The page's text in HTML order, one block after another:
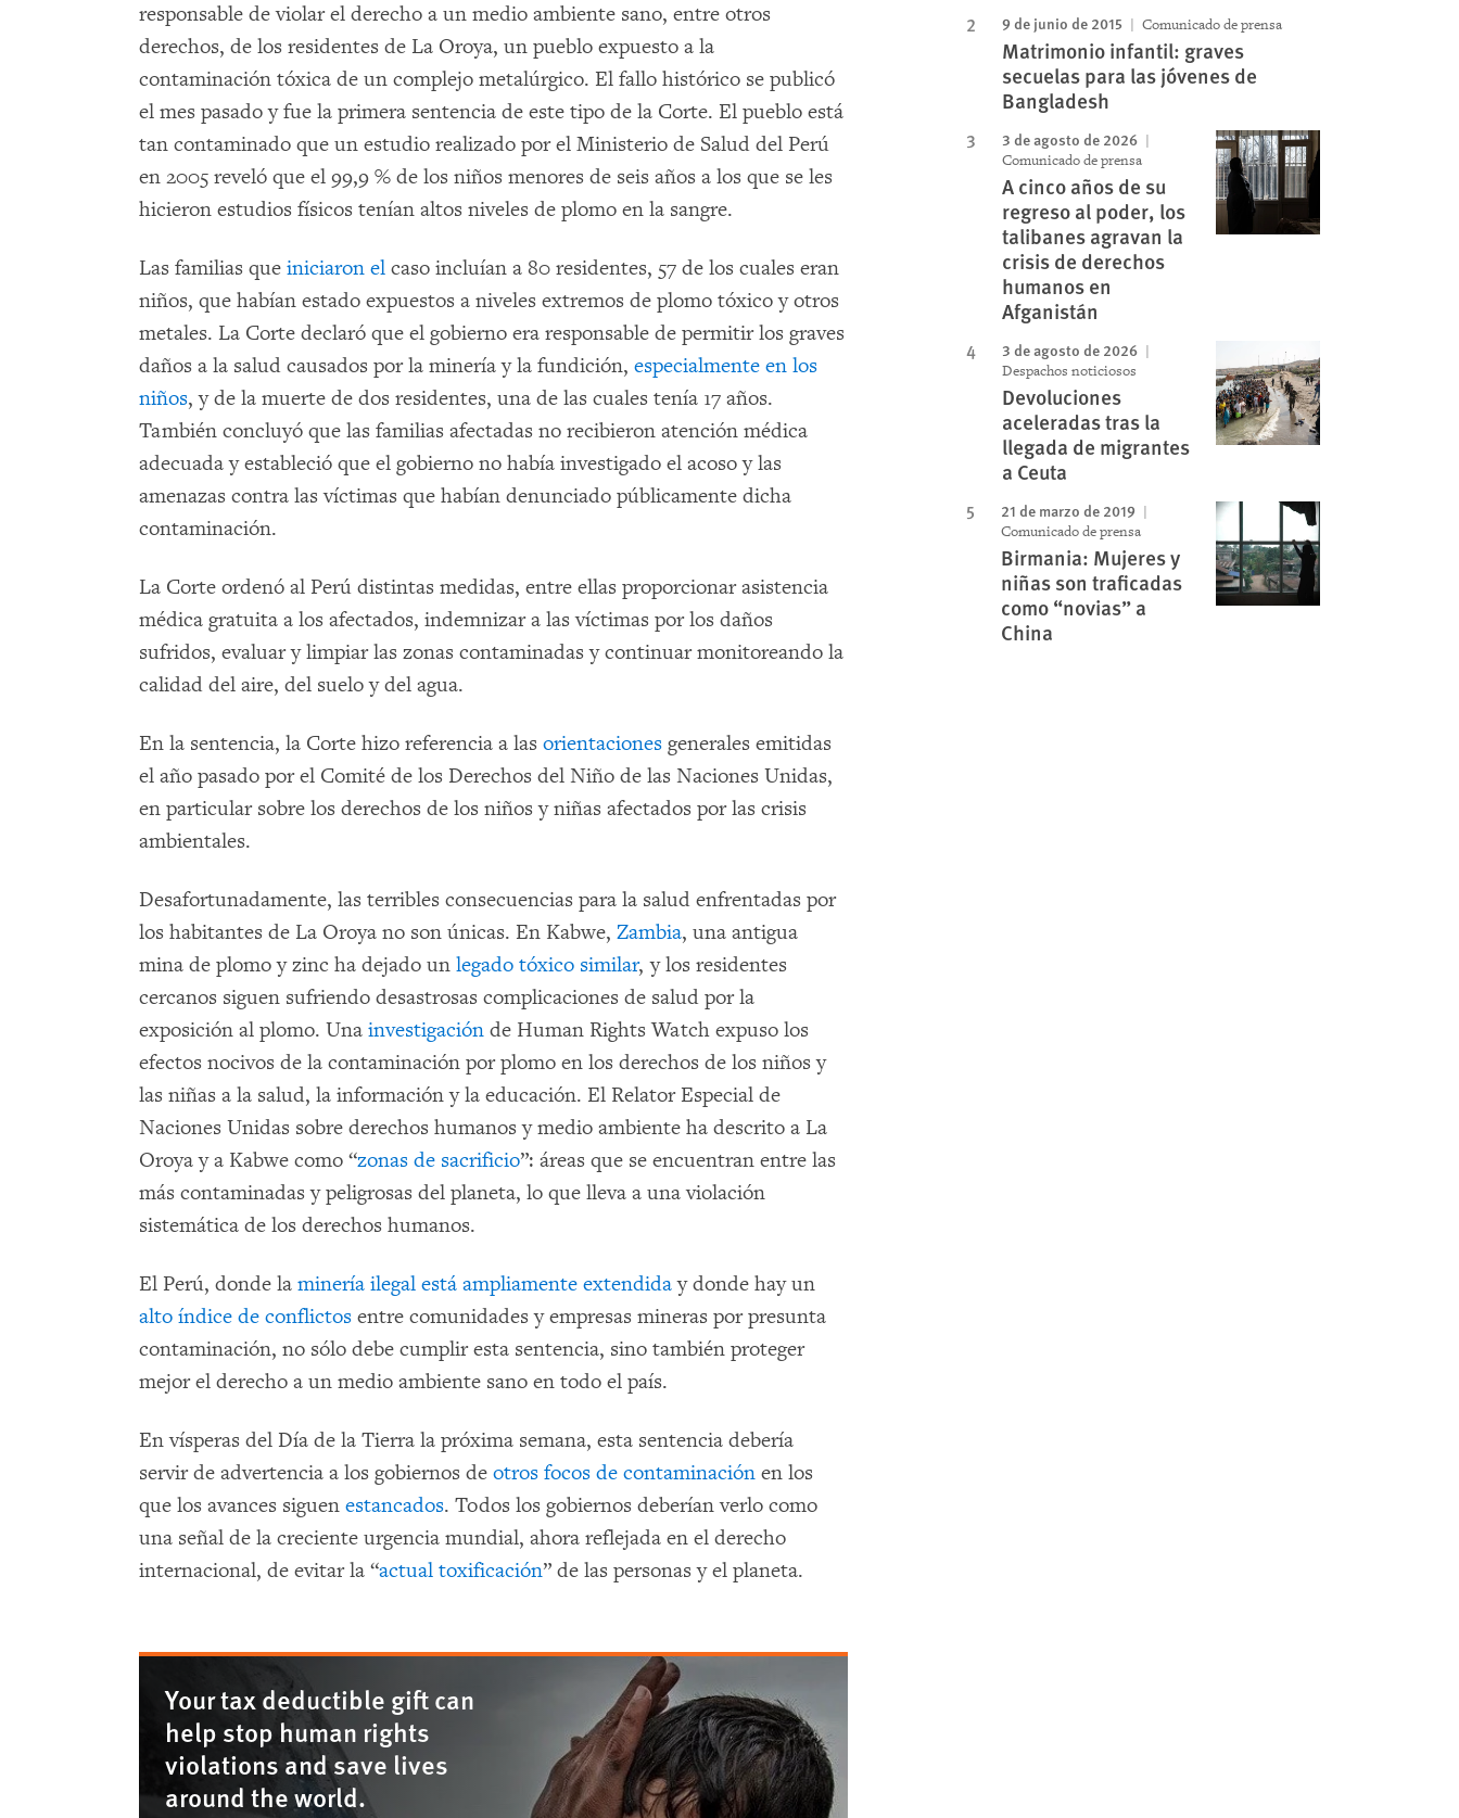
responsable de violar el derecho a un medio ambiente sano, entre otros
derechos, de los residentes de La Oroya, un pueblo expuesto a la
contaminación tóxica de un complejo metalúrgico. El fallo histórico se publicó
el mes pasado y fue la primera sentencia de este tipo de la Corte. El pueblo está
tan contaminado que un estudio realizado por el Ministerio de Salud del Perú
en 2005 reveló que el 99,9 % de los niños menores de seis años a los que se les
hicieron estudios físicos tenían altos niveles de plomo en la sangre.
Las familias que iniciaron el caso incluían a 80 residentes, 57 de los cuales eran
niños, que habían estado expuestos a niveles extremos de plomo tóxico y otros
metales. La Corte declaró que el gobierno era responsable de permitir los graves
daños a la salud causados por la minería y la fundición, especialmente en los
niños, y de la muerte de dos residentes, una de las cuales tenía 17 años.
También concluyó que las familias afectadas no recibieron atención médica
adecuada y estableció que el gobierno no había investigado el acoso y las
amenazas contra las víctimas que habían denunciado públicamente dicha
contaminación.
La Corte ordenó al Perú distintas medidas, entre ellas proporcionar asistencia
médica gratuita a los afectados, indemnizar a las víctimas por los daños
sufridos, evaluar y limpiar las zonas contaminadas y continuar monitoreando la
calidad del aire, del suelo y del agua.
En la sentencia, la Corte hizo referencia a las orientaciones generales emitidas
el año pasado por el Comité de los Derechos del Niño de las Naciones Unidas,
en particular sobre los derechos de los niños y niñas afectados por las crisis
ambientales.
Desafortunadamente, las terribles consecuencias para la salud enfrentadas por
los habitantes de La Oroya no son únicas. En Kabwe, Zambia, una antigua
mina de plomo y zinc ha dejado un legado tóxico similar, y los residentes
cercanos siguen sufriendo desastrosas complicaciones de salud por la
exposición al plomo. Una investigación de Human Rights Watch expuso los
efectos nocivos de la contaminación por plomo en los derechos de los niños y
las niñas a la salud, la información y la educación. El Relator Especial de
Naciones Unidas sobre derechos humanos y medio ambiente ha descrito a La
Oroya y a Kabwe como “zonas de sacrificio”: áreas que se encuentran entre las
más contaminadas y peligrosas del planeta, lo que lleva a una violación
sistemática de los derechos humanos.
El Perú, donde la minería ilegal está ampliamente extendiday donde hay un
alto índice de conflictos entre comunidades y empresas mineras por presunta
contaminación, no sólo debe cumplir esta sentencia, sino también proteger
mejor el derecho a un medio ambiente sano en todo el país.
En vísperas del Día de la Tierra la próxima semana, esta sentencia debería
servir de advertencia a los gobiernos de otros focos de contaminación en los
que los avances siguen estancados. Todos los gobiernos deberían verlo como
una señal de la creciente urgencia mundial, ahora reflejada en el derecho
internacional, de evitar la “actual toxificación” de las personas y el planeta.
Your tax deductible gift can
help stop human rights
violations and save lives
around the world.
9 de junio de 2015 Comunicado de prensa
Matrimonio infantil: graves
secuelas para las jóvenes de
Bangladesh
3 de agosto de 2026
Comunicado de prensa
A cinco años de su
regreso al poder, los
talibanes agravan la
crisis de derechos
humanos en
Afganistán
3 de agosto de 2026
Despachos noticiosos
Devoluciones
aceleradas tras la
llegada de migrantes
a Ceuta
21 de marzo de 2019
Comunicado de prensa
Birmania: Mujeres y
niñas son traficadas
como “novias” a
China